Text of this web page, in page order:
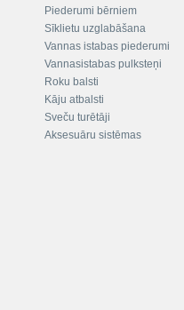
Piederumi bērniem
Sīklietu uzglabāšana
Vannas istabas piederumi
Vannasistabas pulksteņi
Roku balsti
Kāju atbalsti
Sveču turētāji
Aksesuāru sistēmas